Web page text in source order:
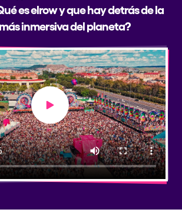
es elrow y que hay detrás de la
inmersiva del planeta?
Play video